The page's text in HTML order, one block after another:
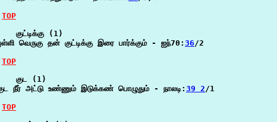
TOP
குட்டிக்கு (1)
வெருகு தன் குட்டிக்கு இரை பார்க்கும் - ஐந்70: 36/2
TOP
குட (1)
நீர் அட்டு உண்ணும் இடுக்கண் பொழுதும் - நாலடி: 39 2/1
TOP